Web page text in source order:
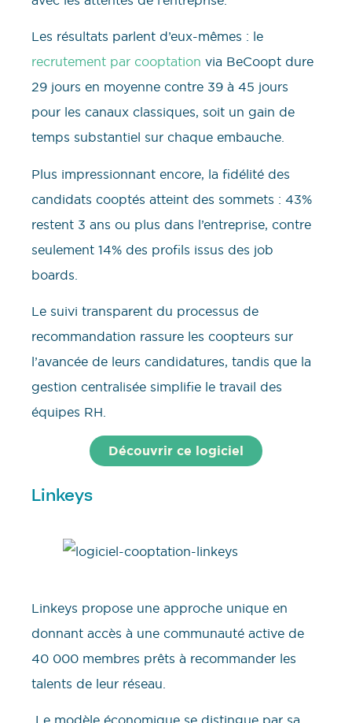
Les résultats parlent d’eux-mêmes : le
recrutement par cooptation via BeCoopt dure
29 jours en moyenne contre 39 à 45 jours
pour les canaux classiques, soit un gain de
temps substantiel sur chaque embauche.
Plus impressionnant encore, la fidélité des
candidats cooptés atteint des sommets : 43%
restent 3 ans ou plus dans l’entreprise, contre
seulement 14% des profils issus des job
boards.
Le suivi transparent du processus de
recommandation rassure les coopteurs sur
l’avancée de leurs candidatures, tandis que la
gestion centralisée simplifie le travail des
équipes RH.
Découvrir ce logiciel
Linkeys
Linkeys propose une approche unique en
donnant accès à une communauté active de
40 000 membres prêts à recommander les
talents de leur réseau.
Le modèle économique se distingue par sa